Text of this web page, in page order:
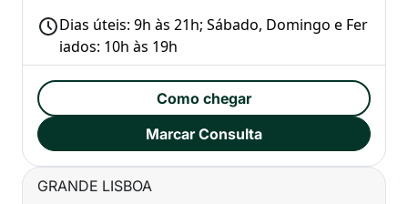
Dias úteis: 9h às 21h; Sábado, Domingo e Fer
iados: 10h às 19h
Como chegar
Marcar Consulta
GRANDE LISBOA